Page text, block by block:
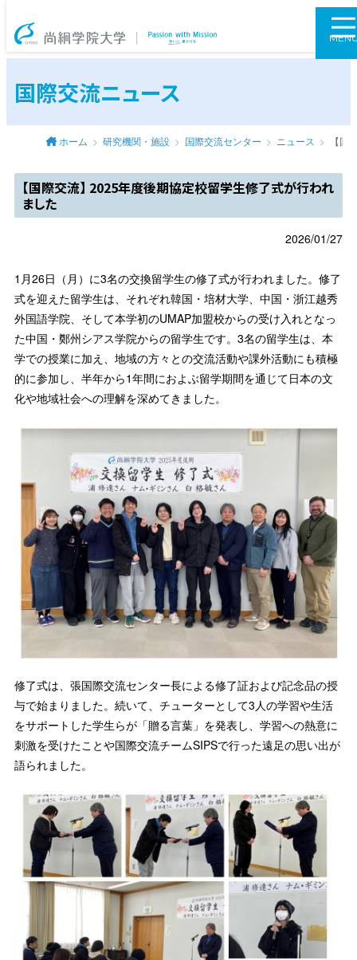
尚絅学院大学
国際交流ニュース
ホーム 研究機関・施設 国際交流センター ニュース 【国
【国際交流】 2025年度後期協定校留学生修了式が行われ
ました
2026/01/27
1月26日（月）に3名の交換留学生の修了式が行われました。修了
式を迎えた留学生は、それぞれ韓国・培材大学、中国・浙江越秀
外国語学院、そして本学初のUMAP加盟校からの受け入れとなっ
た中国・鄭州シアス学院からの留学生です。3名の留学生は、本
学での授業に加え、地域の方々との交流活動や課外活動にも積極
的に参加し、半年から1年間におよぶ留学期間を通じて日本の文
化や地域社会への理解を深めてきました。
修了式は、張国際交流センター長による修了証および記念品の授
与で始まりました。続いて、チューターとして3人の学習や生活
をサポートした学生らが「贈る言葉」を発表し、学習への熱意に
刺激を受けたことや国際交流チームSIPSで行った遠足の思い出が
語られました。